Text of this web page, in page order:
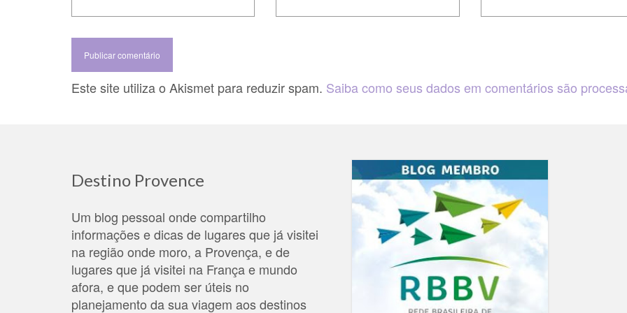
Este site utiliza o Akismet para reduzir spam. Saiba como seus dados em comentários são
Destino Provence
Um blog pessoal onde compartilho
informações e dicas de lugares que já visitei
na região onde moro, a Provença, e de
lugares que já visitei na França e mundo
afora, e que podem ser úteis no
planejamento da sua viagem aos destinos